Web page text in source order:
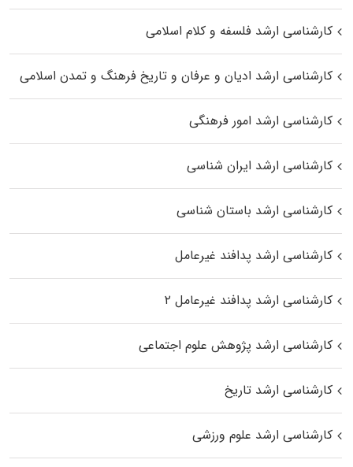
کارشناسی ارشد فلسفه و کلام اسلامی
کارشناسی ارشد ادیان و عرفان و تاریخ فرهنگ و تمدن اسلامی
کارشناسی ارشد امور فرهنگی
کارشناسی ارشد ایران شناسی
کارشناسی ارشد باستان شناسی
کارشناسی ارشد پدافند غیرعامل
کارشناسی ارشد پدافند غیرعامل ۲
کارشناسی ارشد پژوهش علوم اجتماعی
کارشناسی ارشد تاریخ
کارشناسی ارشد علوم ورزشی